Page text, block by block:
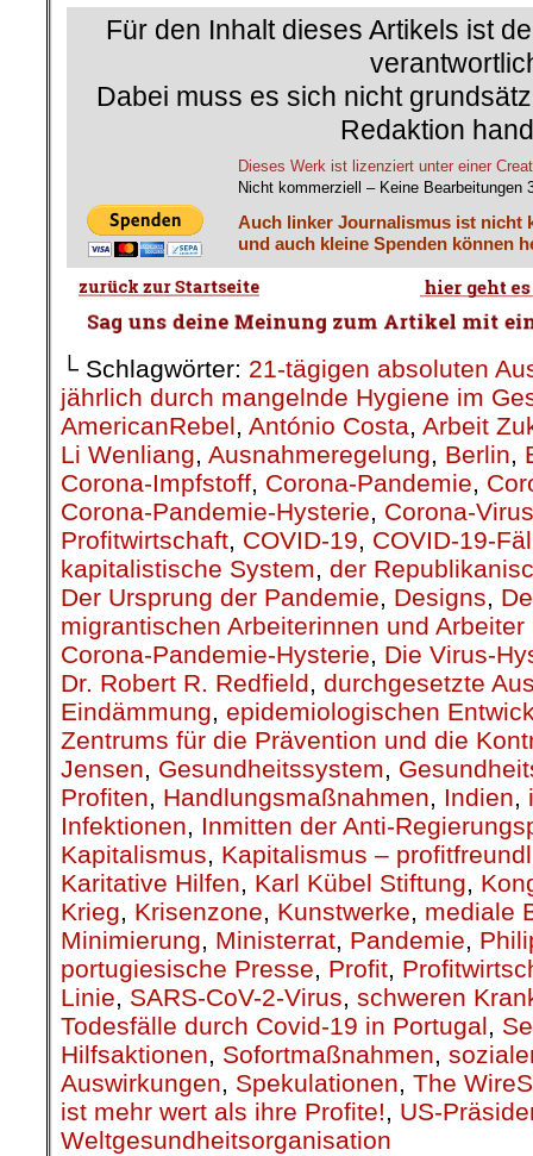
Für den Inhalt dieses Artikels ist
Dabei muss es sich nicht
Redaktion
Dieses Werk ist lizenziert unter einer
Nicht kommerziell – Keine Bearbeitungen
Auch linker Journalismus ist nicht
und auch kleine Spenden können
└ Schlagwörter: 21-tägigen absoluten
jährlich durch mangelnde Hygiene im
AmericanRebel, António Costa, Arbeit
Li Wenliang, Ausnahmeregelung, Berlin,
Corona-Impfstoff, Corona-Pandemie,
Corona-Pandemie-Hysterie, Corona-Virus
Profitwirtschaft, COVID-19, COVID-19-
kapitalistische System, der
Der Ursprung der Pandemie, Designs,
migrantischen Arbeiterinnen und
Corona-Pandemie-Hysterie, Die Virus-
Dr. Robert R. Redfield, durchgesetzte
Eindämmung, epidemiologischen
Zentrums für die Prävention und die
Jensen, Gesundheitssystem,
Profiten, Handlungsmaßnahmen, Indien,
Infektionen, Inmitten der Anti-
Kapitalismus, Kapitalismus –
Karitative Hilfen, Karl Kübel Stiftung,
Krieg, Krisenzone, Kunstwerke, mediale
Minimierung, Ministerrat, Pandemie,
portugiesische Presse, Profit,
Linie, SARS-CoV-2-Virus, schweren
Todesfälle durch Covid-19 in Portugal,
Hilfsaktionen, Sofortmaßnahmen,
Auswirkungen, Spekulationen, The
ist mehr wert als ihre Profite!, US-
Weltgesundheitsorganisation